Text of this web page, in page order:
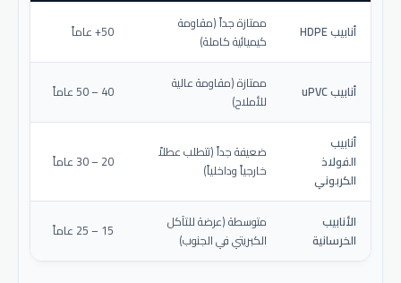
أنابيب HDPE
ممتازة جداً (مقاومة
كيميائية كاملة)
50+ عاماً
أنابيب uPVC
ممتازة (مقاومة عالية
للأملاح)
40 – 50 عاماً
أنابيب
الفولاذ
الكربوني
ضعيفة جداً (تتطلب عطلاً
خارجياً وداخلياً)
20 – 30 عاماً
الأنابيب
الخرسانية
متوسطة (عرضة للتآكل
الكبريتي في الجنوب)
15 – 25 عاماً